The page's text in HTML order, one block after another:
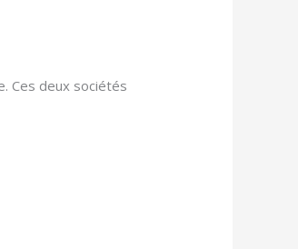
Ces deux sociétés